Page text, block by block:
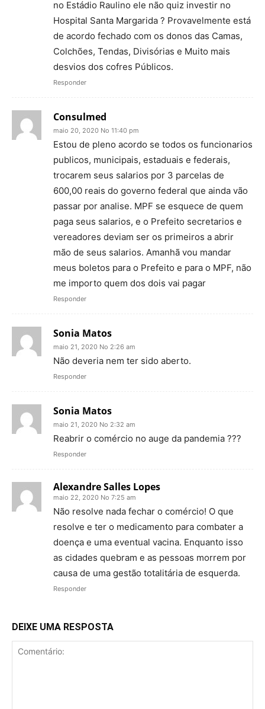
no Estádio Raulino ele não quiz investir no
Hospital Santa Margarida ? Provavelmente está
de acordo fechado com os donos das Camas,
Colchões, Tendas, Divisórias e Muito mais
desvios dos cofres Públicos.
Responder
Consulmed
maio 20, 2020 No 11:40 pm
Estou de pleno acordo se todos os funcionarios
publicos, municipais, estaduais e federais,
trocarem seus salarios por 3 parcelas de
600,00 reais do governo federal que ainda vão
passar por analise. MPF se esquece de quem
paga seus salarios, e o Prefeito secretarios e
vereadores deviam ser os primeiros a abrir
mão de seus salarios. Amanhã vou mandar
meus boletos para o Prefeito e para o MPF, não
me importo quem dos dois vai pagar
Responder
Sonia Matos
maio 21, 2020 No 2:26 am
Não deveria nem ter sido aberto.
Responder
Sonia Matos
maio 21, 2020 No 2:32 am
Reabrir o comércio no auge da pandemia ???
Responder
Alexandre Salles Lopes
maio 22, 2020 No 7:25 am
Não resolve nada fechar o comércio! O que
resolve e ter o medicamento para combater a
doença e uma eventual vacina. Enquanto isso
as cidades quebram e as pessoas morrem por
causa de uma gestão totalitária de esquerda.
Responder
DEIXE UMA RESPOSTA